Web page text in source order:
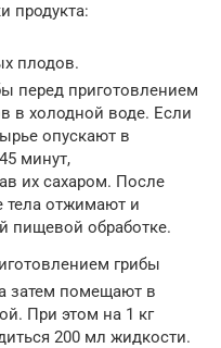
продукта:
плодов.
перед приготовлением
в холодной воде. Если
опускают в
минут,
их сахаром. После
тела отжимают и
пищевой обработке.
грибы
затем помещают в
При этом на 1 кг
200 мл жидкости.